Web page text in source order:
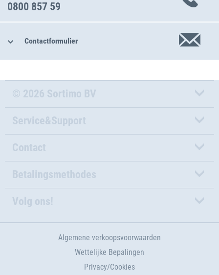
0800 857 59
Contactformulier
© 2026 Sortimo BV
Service&Support
Contact
Betalingsmethodes
Volg ons!
Algemene verkoopsvoorwaarden
Wettelijke Bepalingen
Privacy/Cookies